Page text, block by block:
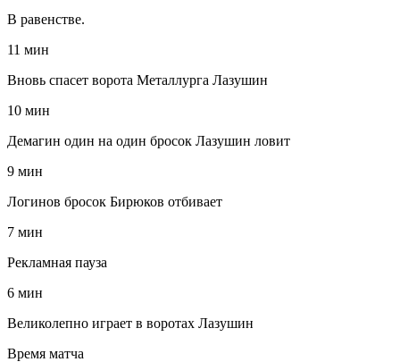
В равенстве.
11 мин
Вновь спасет ворота Металлурга Лазушин
10 мин
Демагин один на один бросок Лазушин ловит
9 мин
Логинов бросок Бирюков отбивает
7 мин
Рекламная пауза
6 мин
Великолепно играет в воротах Лазушин
Время матча